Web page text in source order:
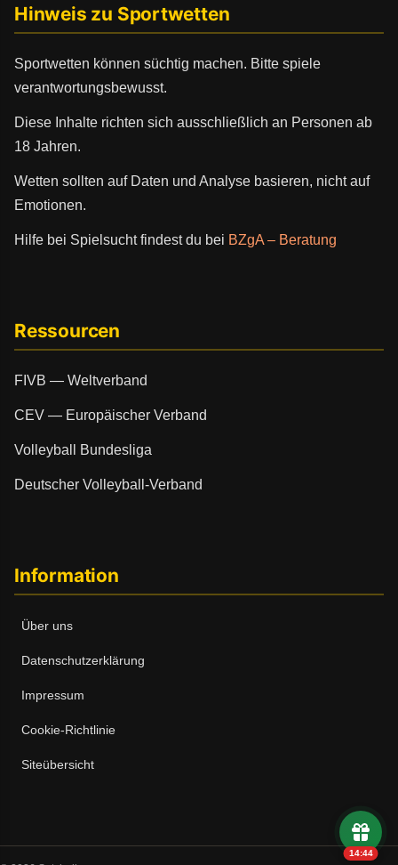
Hinweis zu Sportwetten
Sportwetten können süchtig machen. Bitte spiele
verantwortungsbewusst.
Diese Inhalte richten sich ausschließlich an Personen ab
18 Jahren.
Wetten sollten auf Daten und Analyse basieren, nicht auf
Emotionen.
Hilfe bei Spielsucht findest du bei BZgA – Beratung
Ressourcen
FIVB — Weltverband
CEV — Europäischer Verband
Volleyball Bundesliga
Deutscher Volleyball-Verband
Information
Über uns
Datenschutzerklärung
Impressum
Cookie-Richtlinie
Siteübersicht
14:43